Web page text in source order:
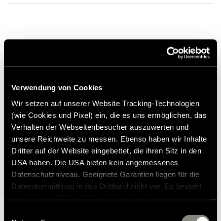
Verwendung von Cookies
Wir setzen auf unserer Website Tracking-Technologien
(wie Cookies und Pixel) ein, die es uns ermöglichen, das
Verhalten der Webseitenbesucher auszuwerten und
unsere Reichweite zu messen. Ebenso haben wir Inhalte
Dritter auf der Website eingebettet, die ihren Sitz in den
USA haben. Die USA bieten kein angemessenes
Datenschutzniveau. Geeignete Garantien liegen für die
Datenübermittlung in das Drittland nicht vor. Es besteht
til Mercedes
Lastkapacitet 1300 kg
Bemærkning
Version: uden dæktrykssensor,
Installationsvejledning
Originale Mercedes-hjulbolte
kan bruges
2.782,00 kr.
Passer varen til mit køretøj?
Artikelnummer: 2795802
* Originalt Hymer-tilbehør er ikke tilgængeligt fra fabrikken,
men kan kun bestilles og eftermonteres via din
forhandlerpartner. Billederne kan ændres.